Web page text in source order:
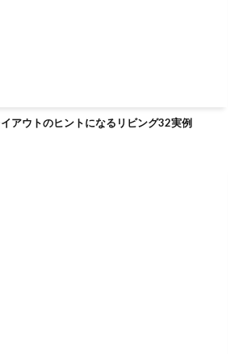
アウトのヒントになるリビング32実例